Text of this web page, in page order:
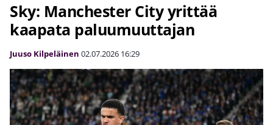
Sky: Manchester City yrittää
kaapata paluumuuttajan
Juuso Kilpeläinen 02.07.2026 16:29